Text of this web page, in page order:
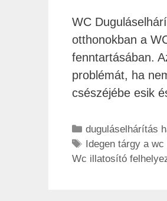
WC
otthonokban a
fenntartásában.
problémát, ha
csészéjébe esik
duguláselhárítás
Idegen tárgy a wc
Wc illatosító